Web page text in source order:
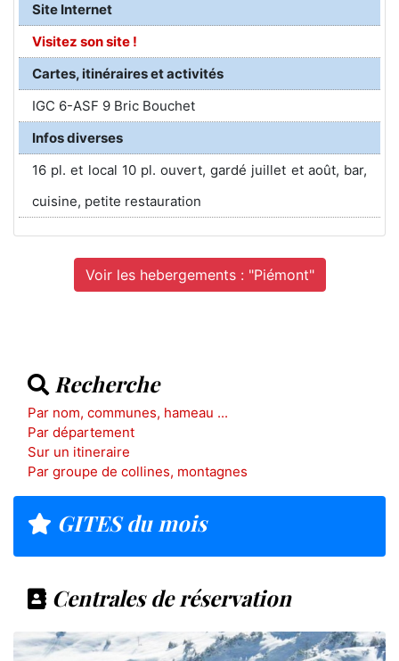
Site Internet
Visitez son site !
Cartes, itinéraires et activités
IGC 6-ASF 9 Bric Bouchet
Infos diverses
16 pl. et local 10 pl. ouvert, gardé juillet et août, bar,
cuisine, petite restauration
Voir les hebergements : "Piémont"
Recherche
Par nom, communes, hameau ...
Par département
Sur un itineraire
Par groupe de collines, montagnes
GITES du mois
Centrales de réservation